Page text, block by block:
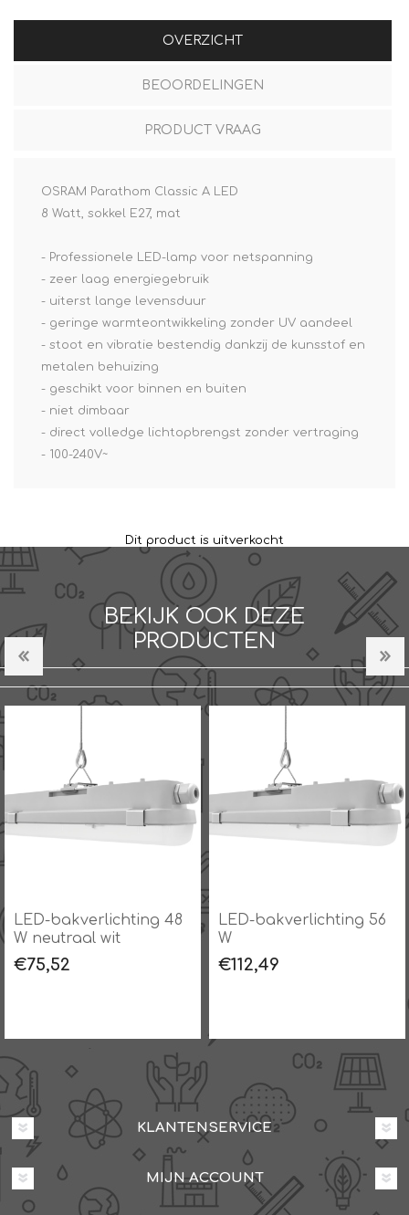
OVERZICHT
BEOORDELINGEN
PRODUCT VRAAG
OSRAM Parathom Classic A LED
8 Watt, sokkel E27, mat
- Professionele LED-lamp voor netspanning
- zeer laag energiegebruik
- uiterst lange levensduur
- geringe warmteontwikkeling zonder UV aandeel
- stoot en vibratie bestendig dankzij de kunsstof en
metalen behuizing
- geschikt voor binnen en buiten
- niet dimbaar
- direct volledge lichtopbrengst zonder vertraging
- 100-240V~
Dit product is uitverkocht
BEKIJK OOK DEZE
PRODUCTEN
LED-bakverlichting 48
W neutraal wit
€75,52
LED-bakverlichting 56
W
€112,49
KLANTENSERVICE
MIJN ACCOUNT